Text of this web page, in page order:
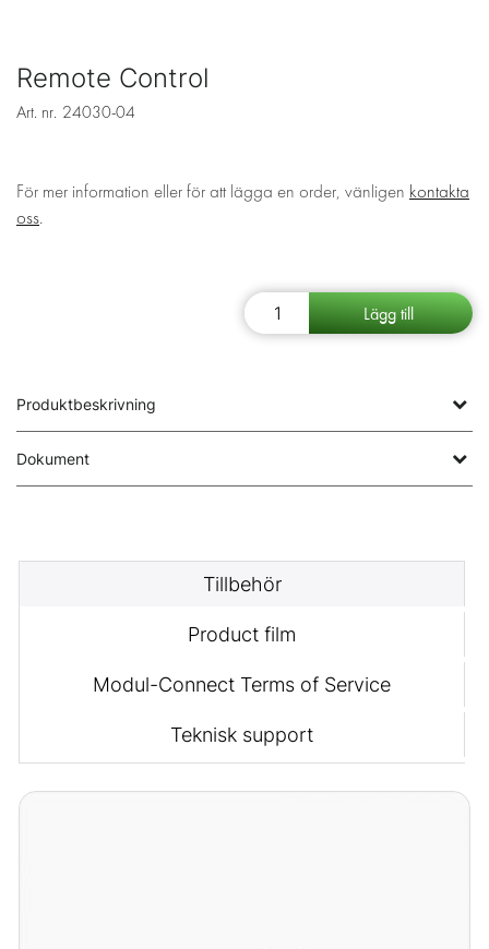
Remote Control
Art. nr. 24030-04
För mer information eller för att lägga en order, vänligen kontakta
oss.
Produktbeskrivning
Dokument
Tillbehör
Product film
Modul-Connect Terms of Service
Teknisk support